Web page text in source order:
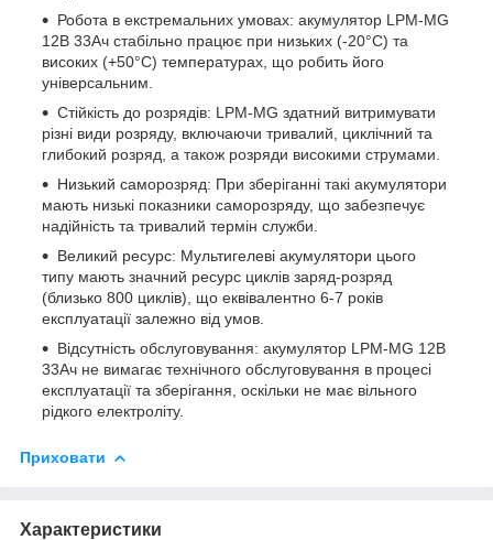
Робота в екстремальних умовах: акумулятор LPM-MG
12В 33Ач стабільно працює при низьких (-20°С) та
високих (+50°С) температурах, що робить його
універсальним.
Стійкість до розрядів: LPM-MG здатний витримувати
різні види розряду, включаючи тривалий, циклічний та
глибокий розряд, а також розряди високими струмами.
Низький саморозряд: При зберіганні такі акумулятори
мають низькі показники саморозряду, що забезпечує
надійність та тривалий термін служби.
Великий ресурс: Мультигелеві акумулятори цього
типу мають значний ресурс циклів заряд-розряд
(близько 800 циклів), що еквівалентно 6-7 років
експлуатації залежно від умов.
Відсутність обслуговування: акумулятор LPM-MG 12В
33Ач не вимагає технічного обслуговування в процесі
експлуатації та зберігання, оскільки не має вільного
рідкого електроліту.
Приховати
Характеристики